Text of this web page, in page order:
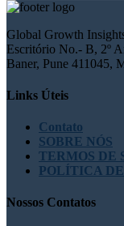
Global Growth
Escritório No.- B, 2º
Baner, Pune 411045,
Links Úteis
Contato
SOBRE NÓS
TERMOS DE
POLÍTICA
Nossos Contatos